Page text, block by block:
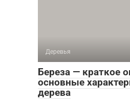
Деревья
Береза — краткое
основные
дерева